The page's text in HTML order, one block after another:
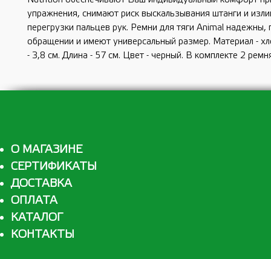
упражнения, снимают риск выскальзывания штанги и
перегрузки пальцев рук. Ремни для тяги Animal надежны,
обращении и имеют универсальный размер. Материал -
- 3,8 см. Длина - 57 см. Цвет - черный. В комплекте 2
О МАГАЗИНЕ
СЕРТИФИКАТЫ
ДОСТАВКА
ОПЛАТА
КАТАЛОГ
КОНТАКТЫ